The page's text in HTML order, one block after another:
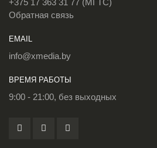
+375 17 363 31 77 (МГТС)
Обратная связь
EMAIL
info@xmedia.by
ВРЕМЯ РАБОТЫ
9:00 - 21:00, без выходных